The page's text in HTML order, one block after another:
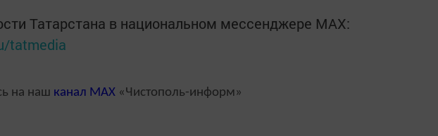
Татарстана в национальном мессенджере MАХ:
tatmedia
на наш канал MAX «Чистополь-информ»